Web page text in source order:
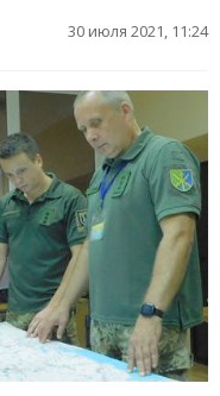
30 июля 2021, 11:24